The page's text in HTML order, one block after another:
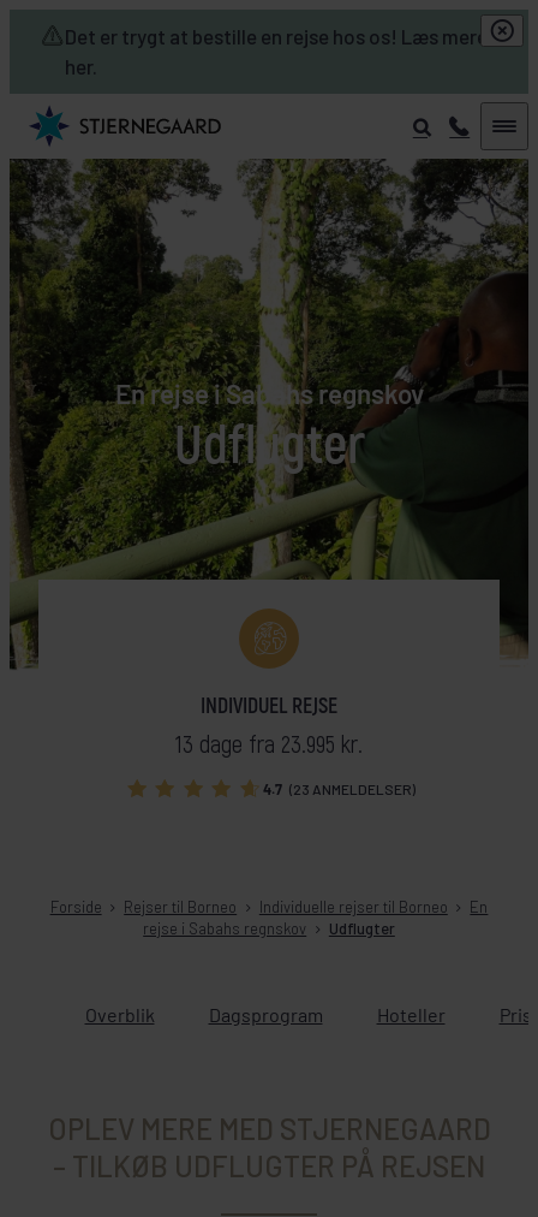
Det er trygt at bestille en rejse hos os! Læs mere
her.
Skip to main content
En rejse i Sabahs regnskov
Udflugter
INDIVIDUEL REJSE
13 dage fra 23.995 kr.
4.7 (23 ANMELDELSER)
Forside Rejser til Borneo Individuelle rejser til Borneo
En
rejse i Sabahs regnskov
Udflugter
Overblik Dagsprogram Hoteller
OPLEV MERE MED STJERNEGAARD
– TILKØB UDFLUGTER PÅ REJSEN